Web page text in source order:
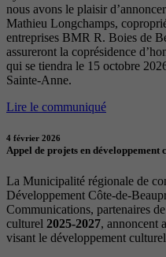
nous avons le plaisir
Mathieu Longchamps,
entreprises BMR R. Boies de
assureront la coprésidence
qui se tiendra le 15 octobre
Sainte-Anne.
Lire le communiqué
4 février 2026
Appel de projets en développement
La Municipalité régionale de
Développement Côte-de-
Communications, partenaires
culturel 2025-2027, annoncent
visant le développement